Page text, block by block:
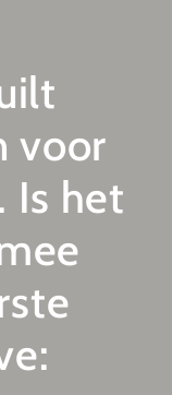
voor
Is het